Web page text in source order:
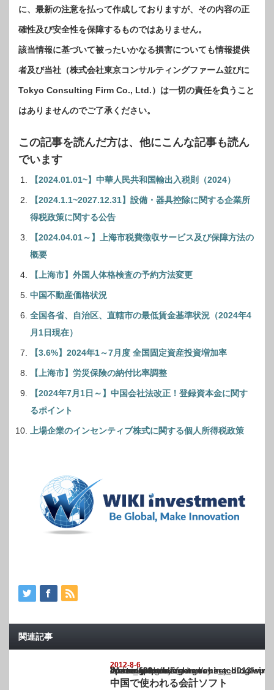
に、最新の注意を払って作成しておりますが、その内容の正
確性及び安全性を保障するものではありません。
該当情報に基づいて被ったいかなる損害についても情報提供
者及び当社（株式会社東京コンサルティングファーム並びに
Tokyo Consulting Firm Co., Ltd.）は一切の責任を負うこと
はありませんのでご了承ください。
この記事を読んだ方は、他にこんな記事も読ん
でいます
【2024.01.01~】中華人民共和国輸出入税則（2024）
【2024.1.1~2027.12.31】設備・器具控除に関する企業所
得税政策に関する公告
【2024.04.01～】上海市税費徴収サービス及び保障方法の
概要
【上海市】外国人体格検査の予約方法変更
中国不動産価格状況
全国各省、自治区、直轄市の最低賃金基準状況（2024年4
月1日現在）
【3.6%】2024年1～7月度 全国固定資産投資増加率
【上海市】労災保険の納付比率調整
【2024年7月1日～】中国会社法改正！登録資本金に関す
るポイント
上場企業のインセンティブ株式に関する個人所得税政策
関連記事
2012-8-6
Warning
: Undefined array key "show_category" in
/home/netst/kuno-cpa.co.jp/public_html/china_blog/wp-content/themes/
on line183
中国で使われる会計ソフト